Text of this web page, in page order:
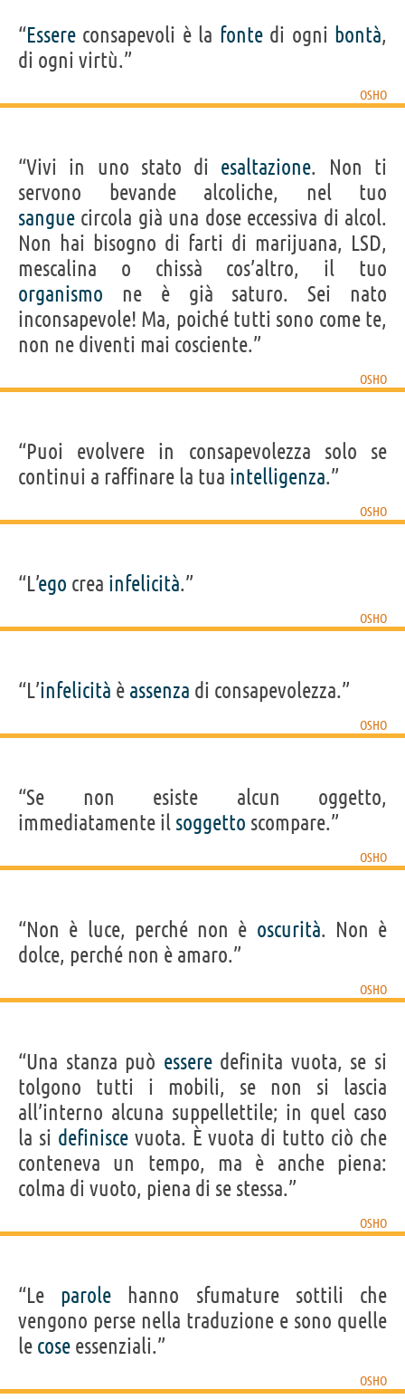
“Essere consapevoli è la fontedi ogni bontà,
di ogni virtù.”
OSHO
“Vivi in uno stato di esaltazione. Non ti
servono bevande alcoliche, nel tuo
sangue circola già una dose eccessiva di alcol.
Non hai bisogno di farti di marijuana, LSD,
mescalina o chissà cos’altro, il tuo
organismo ne è già saturo. Sei nato
inconsapevole! Ma, poiché tutti sono come te,
non ne diventi mai cosciente.”
OSHO
“Puoi evolvere in consapevolezza solo se
continui a raffinare la tua intelligenza.”
OSHO
“L’ego crea infelicità.”
OSHO
“L’infelicità è assenza di consapevolezza.”
OSHO
“Se non esiste alcun oggetto,
immediatamente il soggetto scompare.”
OSHO
“Non è luce, perché non è oscurità. Non è
dolce, perché non è amaro.”
OSHO
“Una stanza può esseredefinita vuota, se si
tolgono tutti i mobili, se non si lascia
all’interno alcuna suppellettile; in quel caso
la si definiscevuota. È vuota di tutto ciò che
conteneva un tempo, ma è anche piena:
colma di vuoto, piena di se stessa.”
OSHO
“Le parole hanno sfumature sottili che
vengono perse nella traduzione e sono quelle
le cose essenziali.”
OSHO